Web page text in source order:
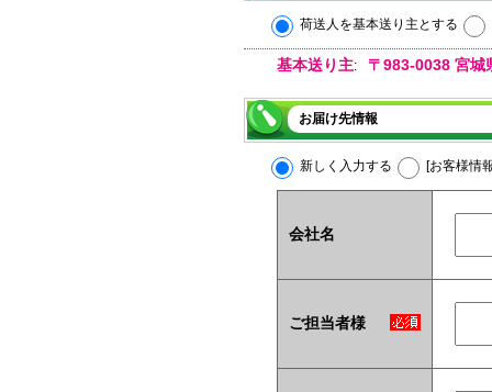
荷送人を基本送り主とする
基本送り主: 〒983-0038 宮城
お届け先情報
新しく入力する [お客様情
会社名
ご担当者様